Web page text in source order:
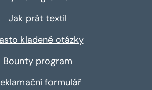
Jak prát textil
kladené otázky
Bounty program
formulář